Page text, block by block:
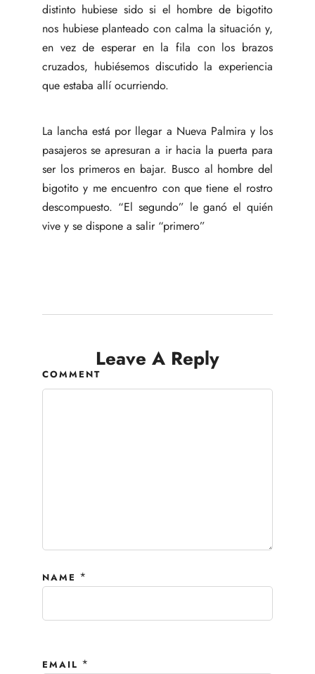
distinto hubiese sido si el hombre de bigotito
nos hubiese planteado con calma la situación y,
en vez de esperar en la fila con los brazos
cruzados, hubiésemos discutido la experiencia
que estaba allí ocurriendo.
La lancha está por llegar a Nueva Palmira y los
pasajeros se apresuran a ir hacia la puerta para
ser los primeros en bajar. Busco al hombre del
bigotito y me encuentro con que tiene el rostro
descompuesto. “El segundo” le ganó el quién
vive y se dispone a salir “primero”
Leave A Reply
COMMENT
NAME *
EMAIL *